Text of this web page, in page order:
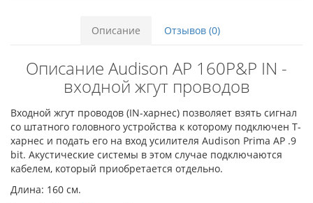
Описание Отзывов (0)
Описание Audison AP 160P&P IN -
входной жгут проводов
Входной жгут проводов (IN-харнес) позволяет взять сигнал
со штатного головного устройства к которому подключен T-
харнес и подать его на вход усилителя Audison Prima AP .9
bit. Акустические системы в этом случае подключаются
кабелем, который приобретается отдельно.
Длина: 160 см.